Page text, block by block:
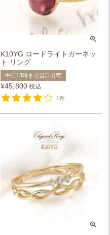
K10YG ロードライトガーネッ
ト リング
平日13時まで当日出荷
¥45,800 税込
1件